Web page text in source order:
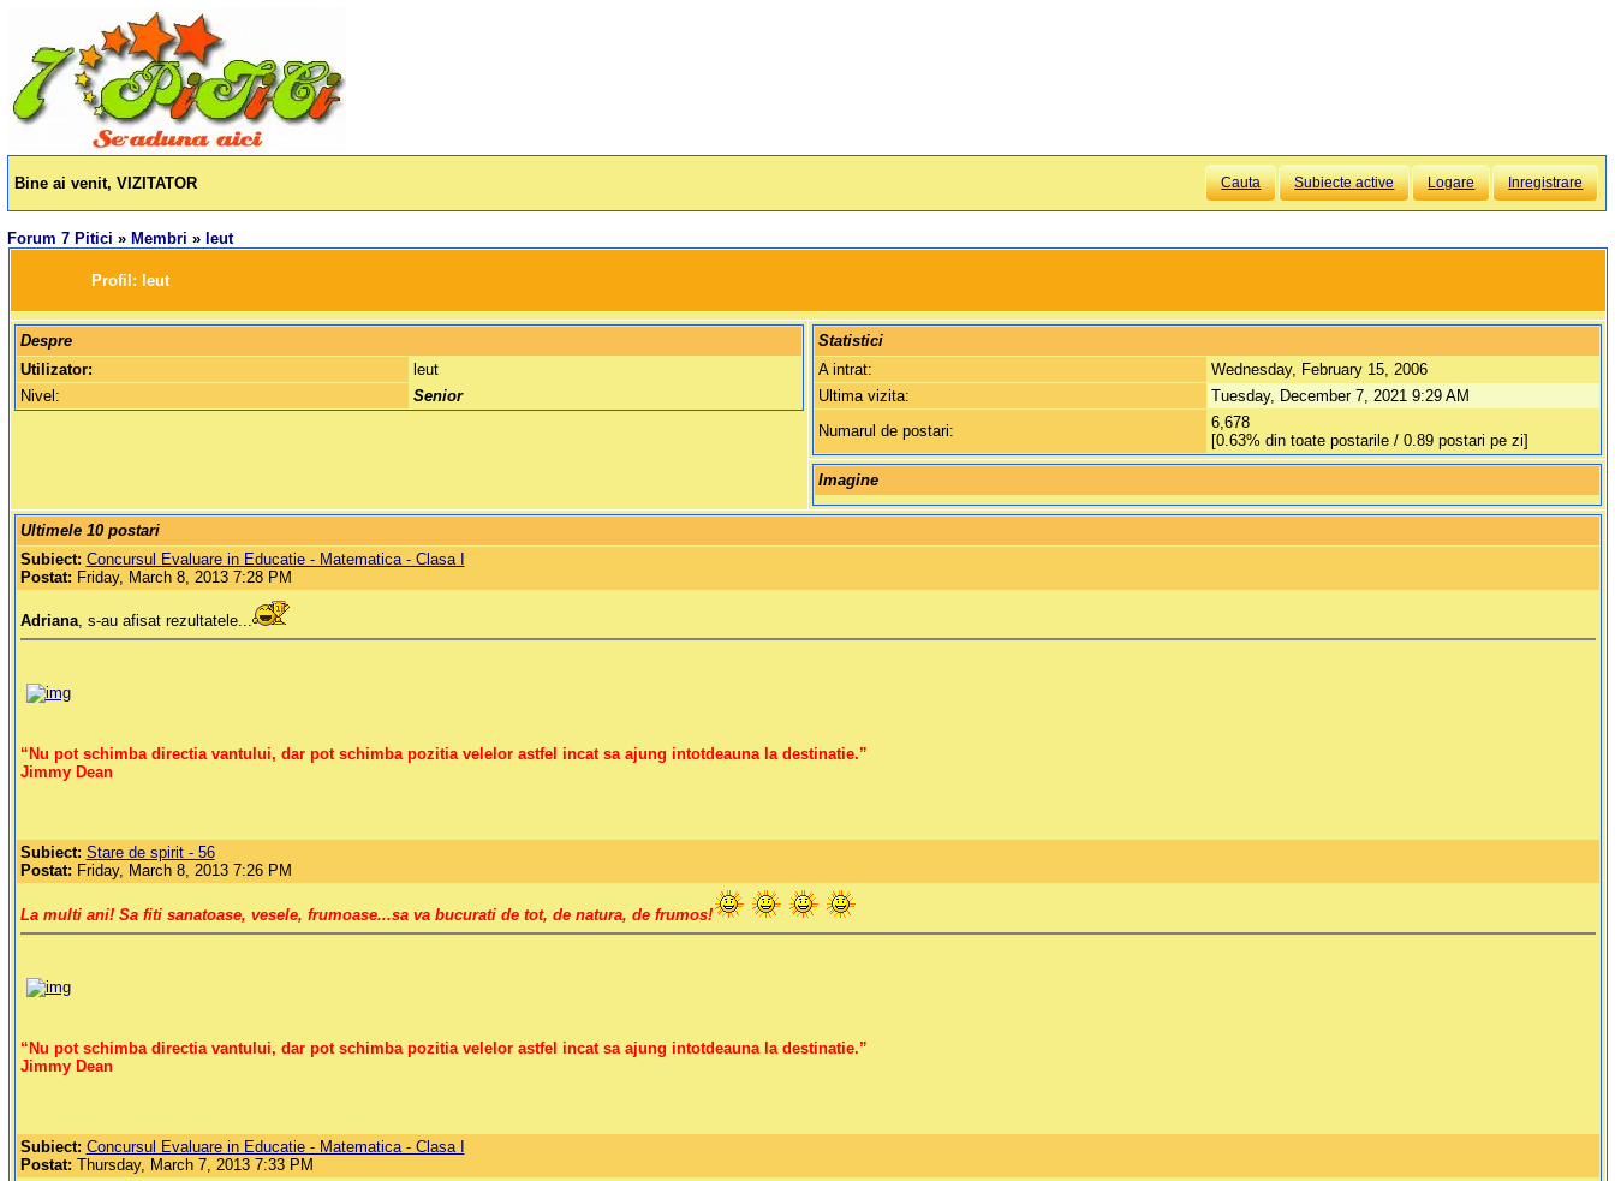
Bine ai venit, VIZITATOR Cauta Subiecte active Logare Inregistrare
Forum 7 Pitici » Membri » leut
		Profil:
leut
Despre
Utilizator:
leut
Nivel:
Senior
Statistici
A intrat:
Wednesday, February 15, 2006
Ultima vizita:
Tuesday, December 7, 2021 9:29 AM
Numarul de postari:
6,678
[0.63% din toate postarile / 0.89 postari pe zi]
Imagine
Ultimele 10 postari
Subiect: Concursul Evaluare in Educatie - Matematica - Clasa I
Postat: Friday, March 8, 2013 7:28 PM
Adriana, s-au afisat rezultatele...
“Nu pot schimba directia vantului, dar pot schimba pozitia velelor astfel incat sa ajung intotdeauna la destinatie.”
Jimmy Dean
Subiect: Stare de spirit - 56
Postat: Friday, March 8, 2013 7:26 PM
La multi ani! Sa fiti sanatoase, vesele, frumoase...sa va bucurati de tot, de natura, de frumos!
“Nu pot schimba directia vantului, dar pot schimba pozitia velelor astfel incat sa ajung intotdeauna la destinatie.”
Jimmy Dean
Subiect: Concursul Evaluare in Educatie - Matematica - Clasa I
Postat: Thursday, March 7, 2013 7:33 PM